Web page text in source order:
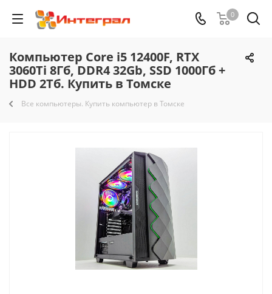
0
Компьютер Core i5 12400F, RTX
3060Ti 8Гб, DDR4 32Gb, SSD 1000Гб +
HDD 2Тб. Купить в Томске
Все компьютеры. Купить компьютер в Томске